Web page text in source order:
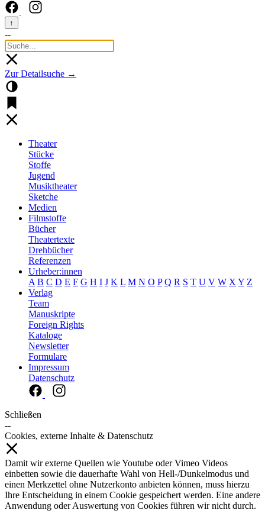
↑
--
Zur Detailsuche →
Theater
Stücke
Stoffe
Jugend
Musiktheater
Sketche
Medien
Filmstoffe
Bücher
Theatertexte
Drehbücher
Referenzen
Urheber:innen
A B C D E F G H I J K L M N O P Q R S T U V W X Y Z
Verlag
Team
Manuskripte
Foreign Rights
Kataloge
Newsletter
Formulare
Impressum
Datenschutz
Schließen
--
Cookies, externe Inhalte & Datenschutz
Damit wir externe Quellen wie Youtube oder Vimeo Videos
einbetten sowie die dauerhafte Wahl von Hell-/Dunkelmodus und
einen Merkzettel ohne Nutzerkonto anbieten können, muss hierzu
Ihre Entscheidung in einem Cookie gespeichert werden. Eine andere
Anwendung oder Auswertung von Cookies führen wir nicht durch.